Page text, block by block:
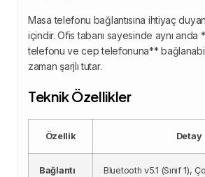
Masa telefonu bağlantısına ihtiyaç
içindir. Ofis tabanı sayesinde aynı anda
telefonu ve cep telefonuna**
zaman şarjlı tutar.
Teknik Özellikler
Özellik Detay
Bağlantı
Bluetooth v5.1 (Sınıf 1),